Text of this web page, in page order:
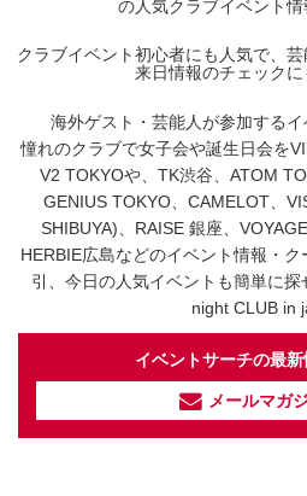
の人気クラブイベント情
クラブイベント初心者にも人気で、
来日情報のチェックに
海外ゲスト・芸能人が参加するイ
憧れのクラブで女子会や誕生日会を
V2 TOKYOや、TK渋谷、ATOM
GENIUS TOKYO、CAMELOT、
SHIBUYA)、RAISE 銀座、
HERBIE広島などのイベント情報・
引、今日の人気イベントも簡単に
night CLUB in
イベントサーチの最
メールマガ